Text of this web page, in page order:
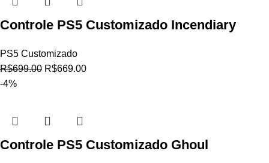
Controle PS5 Customizado Incendiary
PS5 Customizado
R$699.00 R$669.00
-4%
Controle PS5 Customizado Ghoul